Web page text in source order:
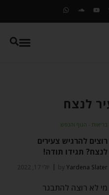
לנצח
בריאות - הגוף והנפש
רוצים להרגיש צעירים
לנצח? תגידו תודה!
byYardena Slater יולי 17, 2022
מי לא רוצה להתבגר